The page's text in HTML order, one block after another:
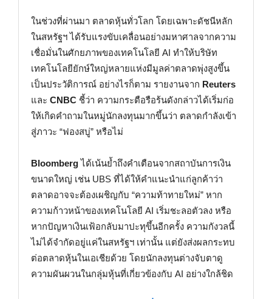
ในช่วงที่ผ่านมา ตลาดหุ้นทั่วโลก โดยเฉพาะดัชนีหลัก
ในสหรัฐฯ ได้รับแรงขับเคลื่อนอย่างมหาศาลจากความ
เชื่อมั่นในศักยภาพของเทคโนโลยี AI ทำให้บริษัท
เทคโนโลยียักษ์ใหญ่หลายแห่งมีมูลค่าตลาดพุ่งสูงขึ้น
เป็นประวัติการณ์ อย่างไรก็ตาม รายงานจาก Reuters
และ CNBC ชี้ว่า ความกระตือรือร้นดังกล่าวได้เริ่มก่อ
ให้เกิดคำถามในหมู่นักลงทุนมากขึ้นว่า ตลาดกำลังเข้า
สู่ภาวะ “ฟองสบู่” หรือไม่
Bloombergได้เน้นย้ำถึงคำเตือนจากสถาบันการเงิน
ขนาดใหญ่ เช่น UBS ที่ได้ให้คำแนะนำแก่ลูกค้าว่า
ตลาดอาจจะต้องเผชิญกับ “ความท้าทายใหม่” หาก
ความก้าวหน้าของเทคโนโลยี AI เริ่มชะลอตัวลง หรือ
หากปัญหาเงินเฟ้อกลับมาปะทุขึ้นอีกครั้ง ความกังวลนี้
ไม่ได้จำกัดอยู่แค่ในสหรัฐฯ เท่านั้น แต่ยังส่งผลกระทบ
ต่อตลาดหุ้นในเอเชียด้วย โดยนักลงทุนต่างจับตาดู
ความผันผวนในกลุ่มหุ้นที่เกี่ยวข้องกับ AI อย่างใกล้ชิด